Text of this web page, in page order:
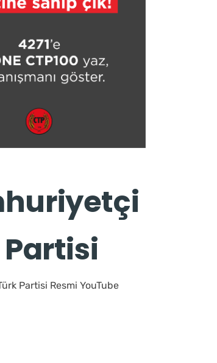
Partisi Resmi YouTube